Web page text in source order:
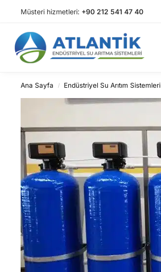
Müsteri hizmetleri: +90 212 541 47 40
Arama
Ana Sayfa / Endüstriyel Su Arıtım Sistemleri